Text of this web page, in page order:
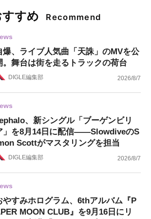
すめ Recommend
爆、ライブ人気曲「天誅」のMVを公
。舞台は街を走るトラックの荷台
DIGLE編集部 2026/8/7
、新シングル「ブーゲンビリ
」を8月14日に配信——SlowdiveのS
Scottがマスタリングを担当
DIGLE編集部 2026/8/7
やすみホログラム、6thアルバム『P
MOON CLUB』を9月16日にリ